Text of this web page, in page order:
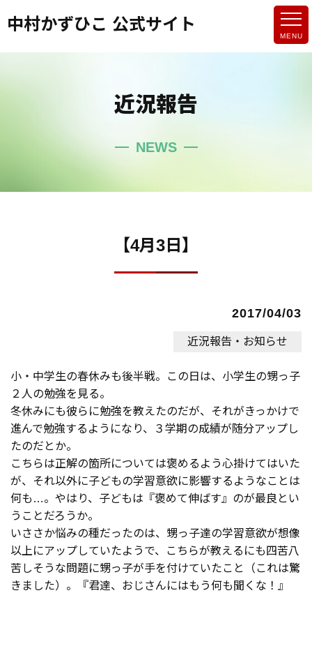
中村かずひこ 公式サイト
近況報告
NEWS
【4月3日】
2017/04/03
近況報告・お知らせ
小・中学生の春休みも後半戦。この日は、小学生の甥っ子
２人の勉強を見る。
冬休みにも彼らに勉強を教えたのだが、それがきっかけで
進んで勉強するようになり、３学期の成績が随分アップし
たのだとか。
こちらは正解の箇所については褒めるよう心掛けてはいた
が、それ以外に子どもの学習意欲に影響するようなことは
何も…。やはり、子どもは『褒めて伸ばす』のが最良とい
うことだろうか。
いささか悩みの種だったのは、甥っ子達の学習意欲が想像
以上にアップしていたようで、こちらが教えるにも四苦八
苦しそうな問題に甥っ子が手を付けていたこと（これは驚
きました）。『君達、おじさんにはもう何も聞くな！』